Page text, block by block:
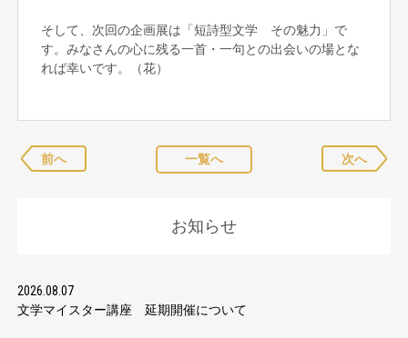
そして、次回の企画展は「短詩型文学 その魅力」で
す。みなさんの心に残る一首・一句との出会いの場とな
れば幸いです。（花）
前へ 一覧へ 次へ
お知らせ
2026.08.07
文学マイスター講座 延期開催について